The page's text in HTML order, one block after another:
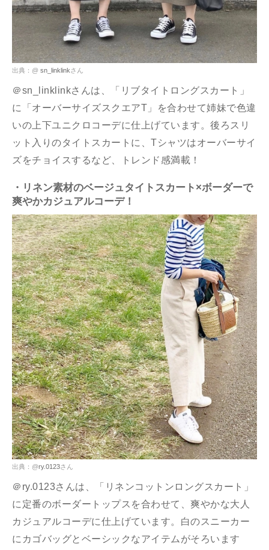
出典：@ sn_linklinkさん
＠sn_linklinkさんは、「リブタイトロングスカート」
に「オーバーサイズスクエアT」を合わせて姉妹で色違
いの上下ユニクロコーデに仕上げています。後ろスリ
ット入りのタイトスカートに、Tシャツはオーバーサイ
ズをチョイスするなど、トレンド感満載！
・リネン素材のベージュタイトスカート×ボーダーで
爽やかカジュアルコーデ！
出典：@ry.0123さん
＠ry.0123さんは、「リネンコットンロングスカート」
に定番のボーダートップスを合わせて、爽やかな大人
カジュアルコーデに仕上げています。白のスニーカー
にカゴバッグとベーシックなアイテムがそろいます